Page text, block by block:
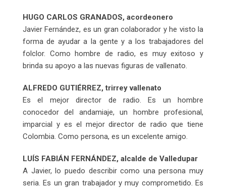
HUGO CARLOS GRANADOS, acordeonero
Javier Fernández, es un gran colaborador y he visto la
forma de ayudar a la gente y a los trabajadores del
folclor. Como hombre de radio, es muy exitoso y
brinda su apoyo a las nuevas figuras de vallenato.
ALFREDO GUTIÉRREZ, trirrey vallenato
Es el mejor director de radio. Es un hombre
conocedor del andamiaje, un hombre profesional,
imparcial y es el mejor director de radio que tiene
Colombia. Como persona, es un excelente amigo.
LUÍS FABIÁN FERNÁNDEZ, alcalde de Valledupar
A Javier, lo puedo describir como una persona muy
seria. Es un gran trabajador y muy comprometido. Es